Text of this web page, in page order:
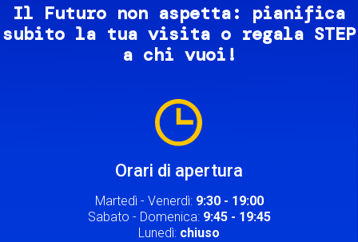
Il Futuro non aspetta: pianifica
subito la tua visita o regala STEP
a chi vuoi!
Orari di apertura
Martedì - Venerdì: 9:30 - 19:00
Sabato - Domenica: 9:45 - 19:45
Lunedì: chiuso